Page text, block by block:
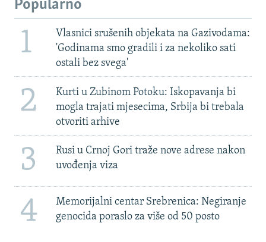
Popularno
1
Vlasnici srušenih objekata na Gazivodama:
'Godinama smo gradili i za nekoliko sati
ostali bez svega'
2
Kurti u Zubinom Potoku: Iskopavanja bi
mogla trajati mjesecima, Srbija bi trebala
otvoriti arhive
3
Rusi u Crnoj Gori traže nove adrese nakon
uvođenja viza
4
Memorijalni centar Srebrenica: Negiranje
genocida poraslo za više od 50 posto